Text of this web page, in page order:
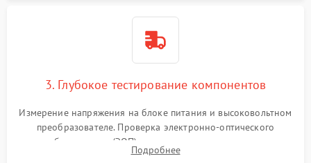
3. Глубокое тестирование компонентов
Измерение напряжения на блоке питания и высоковольтном
преобразователе. Проверка электронно-оптического
преобразователя (ЭОП) на стенде на предмет эмиссии,
шумов и засветок. Диагностика микросхем цифровых
Подробнее